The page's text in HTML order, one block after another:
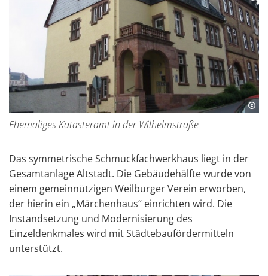
Ehemaliges Katasteramt in der Wilhelmstraße
Das symmetrische Schmuckfachwerkhaus liegt in der
Gesamtanlage Altstadt. Die Gebäudehälfte wurde von
einem gemeinnützigen Weilburger Verein erworben,
der hierin ein „Märchenhaus“ einrichten wird. Die
Instandsetzung und Modernisierung des
Einzeldenkmales wird mit Städtebaufördermitteln
unterstützt.